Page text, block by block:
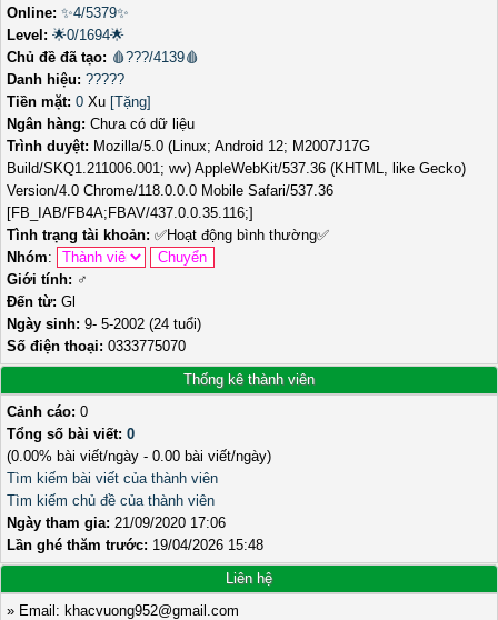
Online: ✨4/5379✨
Level: 🌟0/1694🌟
Chủ đề đã tạo: 🩸???/4139🩸
Danh hiệu: ?????
Tiền mặt: 0 Xu [Tặng]
Ngân hàng: Chưa có dữ liệu
Trình duyệt: Mozilla/5.0 (Linux; Android 12; M2007J17G
Build/SKQ1.211006.001; wv) AppleWebKit/537.36 (KHTML, like Gecko)
Version/4.0 Chrome/118.0.0.0 Mobile Safari/537.36
[FB_IAB/FB4A;FBAV/437.0.0.35.116;]
Tình trạng tài khoản: ✅Hoạt động bình thường✅
Nhóm:
Giới tính: ♂️
Đến từ: Gl
Ngày sinh: 9- 5-2002 (24 tuổi)
Số điện thoại: 0333775070
Thống kê thành viên
Cảnh cáo: 0
Tổng số bài viết: 0
(0.00% bài viết/ngày - 0.00 bài viết/ngày)
Tìm kiếm bài viết của thành viên
Tìm kiếm chủ đề của thành viên
Ngày tham gia: 21/09/2020 17:06
Lần ghé thăm trước: 19/04/2026 15:48
Liên hệ
» Email: khacvuong952@gmail.com